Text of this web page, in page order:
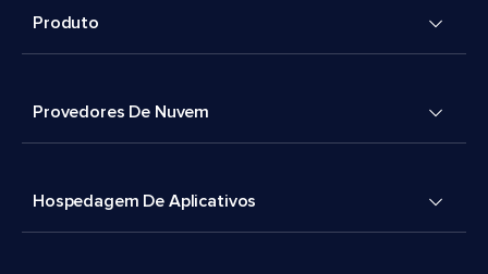
Produto
Provedores De Nuvem
Hospedagem De Aplicativos